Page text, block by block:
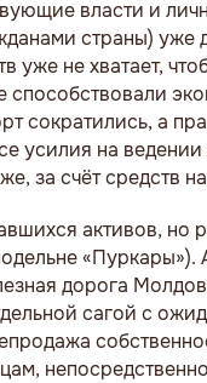
власти и
страны)
уже не хватает,
способствовали
сократились, а
усилия на
за счёт средств
активов, но
«Пуркары»).
дорога
сагой с